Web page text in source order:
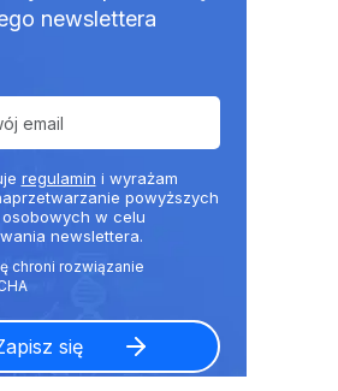
newslettera
regulamin i wyrażam
powyższych
w celu
newslettera.